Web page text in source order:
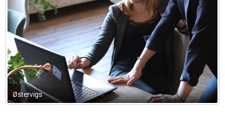
Noname